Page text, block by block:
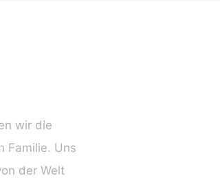
wir die
Familie. Uns
der Welt